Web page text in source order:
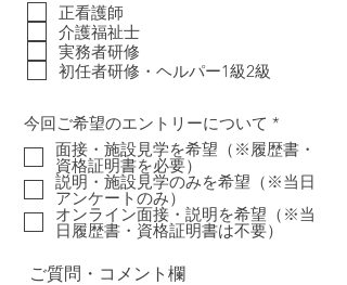
目
正看護師
介護福祉士
実務者研修
初任者研修・ヘルパー1級2級
今回ご希望のエントリーについて *
須
項
目
面接・施設見学を希望（※履歴書・
資格証明書を必要）
説明・施設見学のみを希望（※当日
アンケートのみ）
オンライン面接・説明を希望（※当
日履歴書・資格証明書は不要）
ご質問・コメント欄